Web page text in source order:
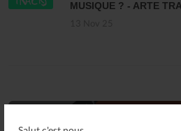
MUSIQUE ? - ARTE